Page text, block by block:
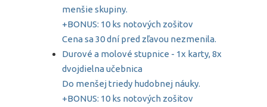
menšie skupiny.
+BONUS: 10 ks notových zošitov
Cena sa 30 dní pred zľavou nezmenila.
Durové a molové stupnice - 1x karty, 8x
dvojdielna učebnica
Do menšej triedy hudobnej náuky.
+BONUS: 10 ks notových zošitov